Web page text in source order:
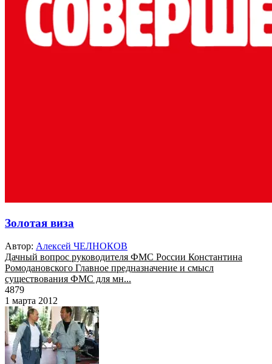
Золотая виза
Автор: Алексей ЧЕЛНОКОВ
Дачный вопрос руководителя ФМС России Константина
Ромодановского Главное предназначение и смысл
существования ФМС для мн...
4879
1 марта 2012